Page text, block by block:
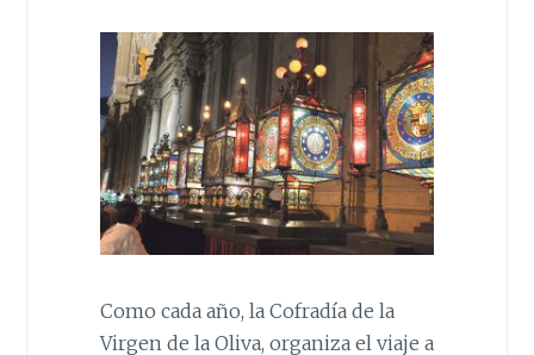
Como cada año, la Cofradía de la
Virgen de la Oliva, organiza el viaje a